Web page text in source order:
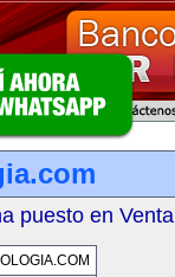
puesto en Venta